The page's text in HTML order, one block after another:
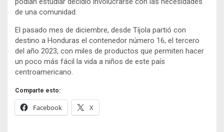
de una comunidad.
El pasado mes de diciembre, desde Tíjola partió con
destino a Honduras el contenedor número 16, el tercero
del año 2023, con miles de productos que permiten hacer
un poco más fácil la vida a niños de este país
centroamericano.
Comparte esto:
Facebook X